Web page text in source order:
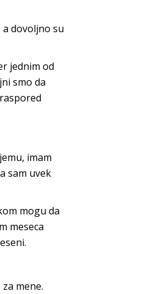
a dovoljno su
jednim od
smo da
imam
sam uvek
mogu da
meseca
mene.